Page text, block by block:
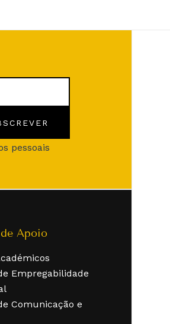
pessoais
Apoio
Empregabilidade
Comunicação e